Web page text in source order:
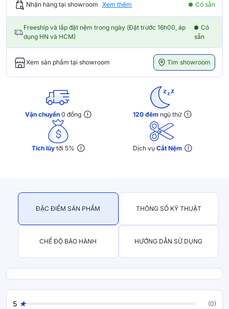
Nhận hàng tại showroom Xem thêm Có sẵn
Freeship và lắp đặt nệm trong ngày (Đặt trước 16h00, áp
dụng HN và HCM)
Có
sẵn
Xem sản phẩm tại showroom Tìm showroom
Vận chuyển 0 đồng 120 đêm ngủ thử
Tích lũy tới 5% Dịch vụ Cắt Nệm
ĐẶC ĐIỂM SẢN PHẨM THÔNG SỐ KỸ THUẬT
CHẾ ĐỘ BẢO HÀNH HƯỚNG DẪN SỬ DỤNG
5 (0)